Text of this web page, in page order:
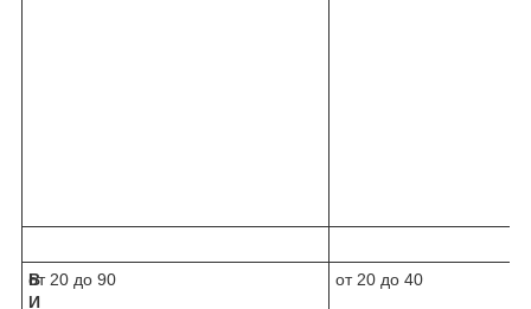
В
И
от 20 до 90 от 20 до 40